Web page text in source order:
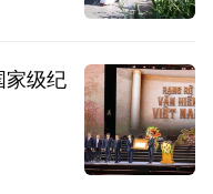
家级纪